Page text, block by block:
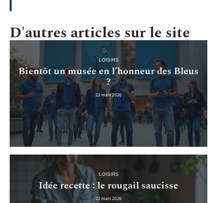
D'autres articles sur le site
LOISIRS
Bientôt un musée en l’honneur des Bleus
?
22 mars 2026
LOISIRS
Idée recette : le rougail saucisse
22 mars 2026